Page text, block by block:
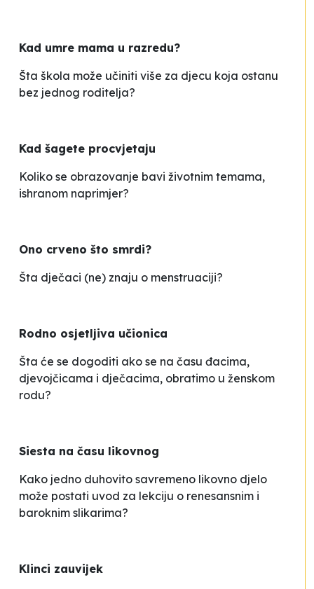
Kad umre mama u razredu?
Šta škola može učiniti više za djecu koja ostanu
bez jednog roditelja?
Kad šagete procvjetaju
Koliko se obrazovanje bavi životnim temama,
ishranom naprimjer?
Ono crveno što smrdi?
Šta dječaci (ne) znaju o menstruaciji?
Rodno osjetljiva učionica
Šta će se dogoditi ako se na času đacima,
djevojčicama i dječacima, obratimo u ženskom
rodu?
Siesta na času likovnog
Kako jedno duhovito savremeno likovno djelo
može postati uvod za lekciju o renesansnim i
baroknim slikarima?
Klinci zauvijek